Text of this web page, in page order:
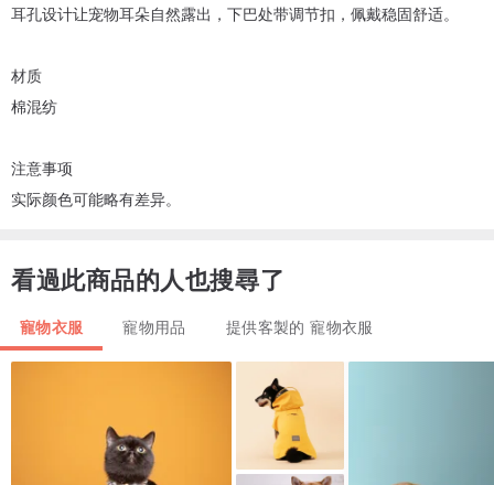
耳孔设计让宠物耳朵自然露出，下巴处带调节扣，佩戴稳固舒适。
材质
棉混纺
注意事项
实际颜色可能略有差异。
看過此商品的人也搜尋了
寵物衣服 寵物用品 提供客製的 寵物衣服